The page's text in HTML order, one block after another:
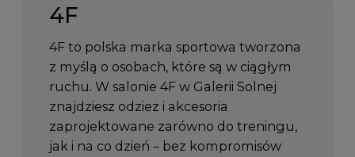
4F
4F to polska marka sportowa tworzona
z myślą o osobach, które są w ciągłym
ruchu. W salonie 4F w Galerii Solnej
znajdziesz odzież i akcesoria
zaprojektowane zarówno do treningu,
jak i na co dzień – bez kompromisów